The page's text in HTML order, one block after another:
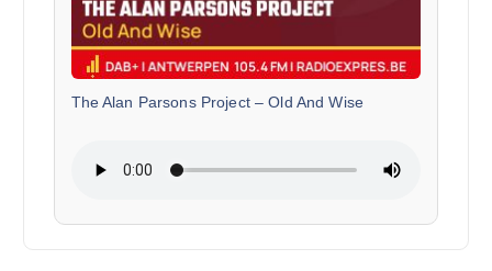
The Alan Parsons Project–Old And Wise